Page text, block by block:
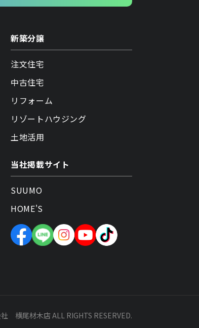
新築分譲
注文住宅
中古住宅
リフォーム
リゾートハウジング
土地活用
当社掲載サイト
SUUMO
HOME'S
横尾材木店 ALL RIGHTS RESERVED.